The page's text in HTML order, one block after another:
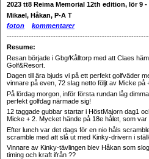
2023 tt8 Reima Memorial
Mikael, Håkan, P-A T
foton
kommentarer
Resume:
Resan började i Gbg/Kålltorp med att Claes
Golf&Resort.
Dagen till ära bjuds vi på ett perfekt golfväder
vinnare på even, 72 slag netto följt av Micke
På lördag morgon, inför första rundan låg
perfekt golfdag närmade sig!
12 taggade gubbar startar i HöstMajorn dag1
Micke + 2. Mycket hände på 18e hålet, som
Efter lunch var det dags för en nio håls
scramble med att slå ut med Kinky-drivern i
Vinnare av Kinky-tävlingen blev Håkan som
timing och kraft ifrån ??